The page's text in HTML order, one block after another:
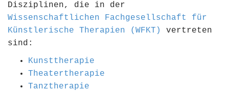
Disziplinen, die in der
Wissenschaftlichen Fachgesellschaft für
Künstlerische Therapien (WFKT)
vertreten
sind:
Kunsttherapie
Theatertherapie
Tanztherapie